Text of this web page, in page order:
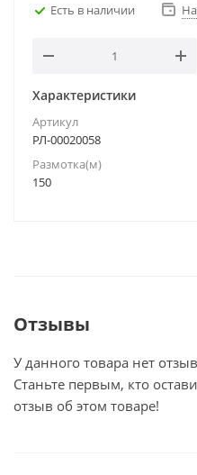
Есть в наличии
Характеристики
Артикул
РЛ-00020058
Размотка(м)
150
Отзывы
У данного товара нет
Станьте первым, кто
отзыв об этом товаре!